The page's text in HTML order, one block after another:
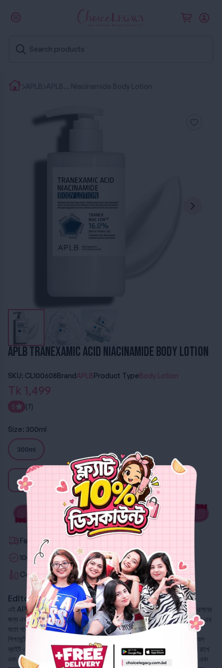
APLB Tranexamic Acid Niacinamide Body Lotion
SKU: CL100608BrandAPLBProduct TypeBody Lotion
Tk 1,499
5 (7)
Size: 300ml
300ml
Add to cart
Fastest Delivery
100% Authentic
Certified Beauty Advisors
Editor's Note
এই APLB বডি লোশনটি আপনার বডি স্কিনের কালার কারেকশন, ব্রাইটেনিং এবং হাইড্রেশনের
জন্য একটা অ্যাডভান্সড সলিউশন। এর অ্যাকশন ট্রানেক্সামিক অ্যাসিড এবং নিয়াসিনামাইড-এর
মতো পাওয়ারফুল উপাদান দিয়ে বিশেষভাবে তৈরি করা হয়েছে, যা বডি স্কিনের ডার্ক স্পট,
পিগমেন্টেশন এবং আনইভেন স্কিন টোনকে টার্গেট করে। লোশনটি আপনার স্কিনকে ওভারঅল
ব্রাইট এবং ইভেন করতে সাহায্য করে, একইসাথে নিয়াসিনামাইড স্কিন ব্যারিয়ারকে হেলদি রাখে
এবং ডিপলি নারিশ করে। এটি আপনার স্কিনকে হাইড্রেশন দেয়, যা আপনার বডি কে সফট এবং